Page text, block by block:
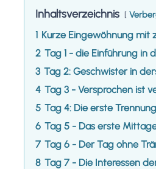
Inhaltsverzeichnis
1 Kurze Eingewöhnung mit
2 Tag 1 - die Einführung in
3 Tag 2: Geschwister in
4 Tag 3 - Versprochen ist
5 Tag 4: Die erste Trennung
6 Tag 5 - Das erste
7 Tag 6 - Der Tag ohne
8 Tag 7 - Die Interessen